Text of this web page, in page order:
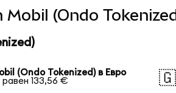
Mobil (Ondo
(Ondo Tokenized) в Евро
равен 133,56 €